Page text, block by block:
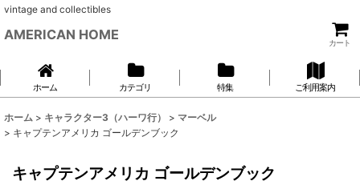
vintage and collectibles
AMERICAN HOME
カート
ホーム カテゴリ 特集 ご利用案内
ホーム > キャラクター3（ハーワ行） > マーベル
> キャプテンアメリカ ゴールデンブック
キャプテンアメリカ ゴールデンブック